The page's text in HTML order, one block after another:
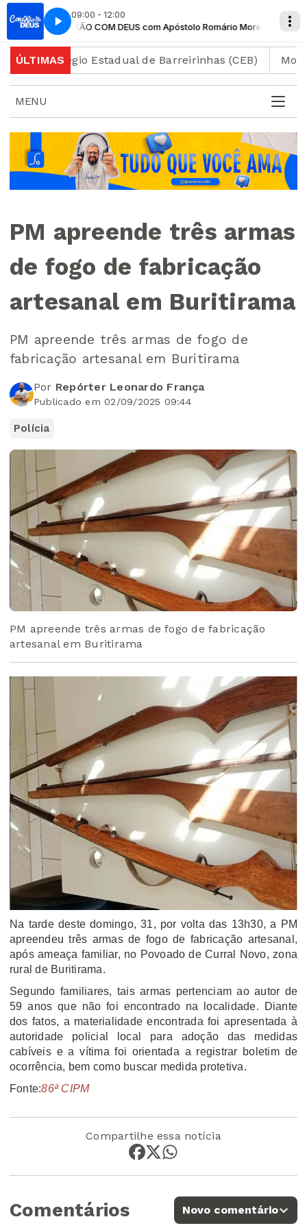
09:00 - 12:00
CONEXÃO COM DEUS com Apóstolo Romário Moreira
ÚLTIMAS
Colégio Estadual de Barreirinhas (CEB)
MENU
PM apreende três armas
de fogo de fabricação
artesanal em Buritirama
PM apreende três armas de fogo de
fabricação artesanal em Buritirama
Por Repórter Leonardo França
Publicado em 02/09/2025 09:44
Polícia
PM apreende três armas de fogo de fabricação
artesanal em Buritirama
Na tarde deste domingo, 31, por volta das 13h30, a PM
apreendeu três armas de fogo de fabricação artesanal,
após ameaça familiar, no Povoado de Curral Novo, zona
rural de Buritirama.
Segundo familiares, tais armas pertenciam ao autor de
59 anos que não foi encontrado na localidade. Diante
dos fatos, a materialidade encontrada foi apresentada à
autoridade policial local para adoção das medidas
cabíveis e a vítima foi orientada a registrar boletim de
ocorrência, bem como buscar medida protetiva.
Fonte:86ª CIPM
Compartilhe essa notícia
Comentários Novo comentário